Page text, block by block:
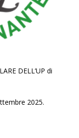
DELL’UP di
2025.